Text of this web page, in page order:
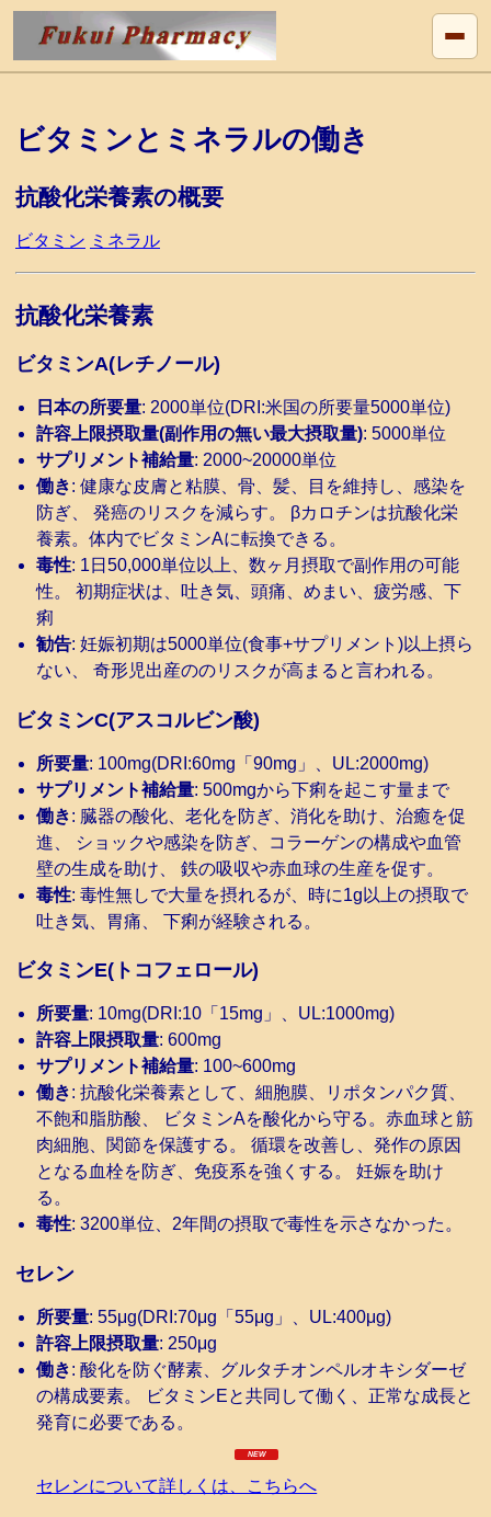
ビタミンとミネラルの働き
抗酸化栄養素の概要
ビタミン ミネラル
抗酸化栄養素
ビタミンA(レチノール)
日本の所要量: 2000単位(DRI:米国の所要量5000単位)
許容上限摂取量(副作用の無い最大摂取量): 5000単位
サプリメント補給量: 2000~20000単位
働き: 健康な皮膚と粘膜、骨、髪、目を維持し、感染を
防ぎ、 発癌のリスクを減らす。 βカロチンは抗酸化栄
養素。体内でビタミンAに転換できる。
毒性: 1日50,000単位以上、数ヶ月摂取で副作用の可能
性。 初期症状は、吐き気、頭痛、めまい、疲労感、下
痢
勧告: 妊娠初期は5000単位(食事+サプリメント)以上摂ら
ない、 奇形児出産ののリスクが高まると言われる。
ビタミンC(アスコルビン酸)
所要量: 100mg(DRI:60mg「90mg」、UL:2000mg)
サプリメント補給量: 500mgから下痢を起こす量まで
働き: 臓器の酸化、老化を防ぎ、消化を助け、治癒を促
進、 ショックや感染を防ぎ、コラーゲンの構成や血管
壁の生成を助け、 鉄の吸収や赤血球の生産を促す。
毒性: 毒性無しで大量を摂れるが、時に1g以上の摂取で
吐き気、胃痛、 下痢が経験される。
ビタミンE(トコフェロール)
所要量: 10mg(DRI:10「15mg」、UL:1000mg)
許容上限摂取量: 600mg
サプリメント補給量: 100~600mg
働き: 抗酸化栄養素として、細胞膜、リポタンパク質、
不飽和脂肪酸、 ビタミンAを酸化から守る。赤血球と筋
肉細胞、関節を保護する。 循環を改善し、発作の原因
となる血栓を防ぎ、免疫系を強くする。 妊娠を助け
る。
毒性: 3200単位、2年間の摂取で毒性を示さなかった。
セレン
所要量: 55μg(DRI:70μg「55μg」、UL:400μg)
許容上限摂取量: 250μg
働き: 酸化を防ぐ酵素、グルタチオンペルオキシダーゼ
の構成要素。 ビタミンEと共同して働く、正常な成長と
発育に必要である。
セレンについて詳しくは、こちらへ